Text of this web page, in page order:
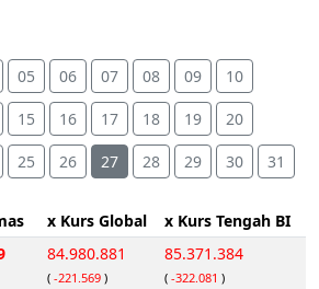
05 06 07 08 09 10
15 16 17 18 19 20
25 26 27 28 29 30 31
x Kurs Global
x Kurs Tengah BI
84.980.881
( -221.569 )
85.371.384
( -322.081 )